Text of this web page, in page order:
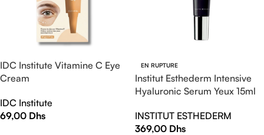
IDC Institute Vitamine C Eye
Cream
IDC Institute
69,00 Dhs
EN RUPTURE
Institut Esthederm Intensive
Hyaluronic Serum Yeux 15ml
INSTITUT ESTHEDERM
369,00 Dhs